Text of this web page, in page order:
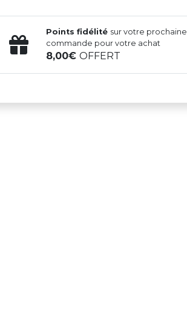
Points fidélité sur votre prochaine
commande pour votre achat
8,00OFFERT